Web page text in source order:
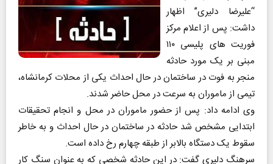
“علیرضا دلیری” اظهار
داشت: پس از اعلام مرکز
فوریت های پلیسی ۱۱۰
مبنی بر یک مورد حادثه
منجر به فوت در ساختمان در حال احداث یکی از محلات کرمانشاه،
تیمی از ماموران به سرعت در محل حاضر شدند.
وی ادامه داد: پس از حضور ماموران در محل و انجام تحقیقات
ابتدایی مشخص شد حادثه در ساختمان در حال احداث و به خاطر
سقوط یک دستگاه بالابر از طبقه چهارم رخ داده است.
سرهنگ دلیری گفت: در این حادثه شخصی که به عنوان سنگ کار